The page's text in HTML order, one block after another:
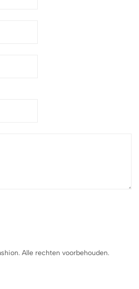
Alle rechten voorbehouden.